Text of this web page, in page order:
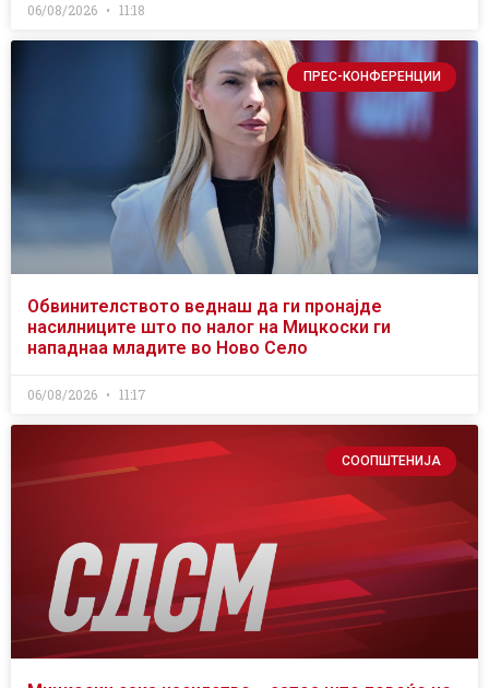
06/08/2026 11:18
ПРЕС-КОНФЕРЕНЦИИ
Обвинителството веднаш да ги пронајде
насилниците што по налог на Мицкоски ги
нападнаа младите во Ново Село
06/08/2026 11:17
СООПШТЕНИЈА